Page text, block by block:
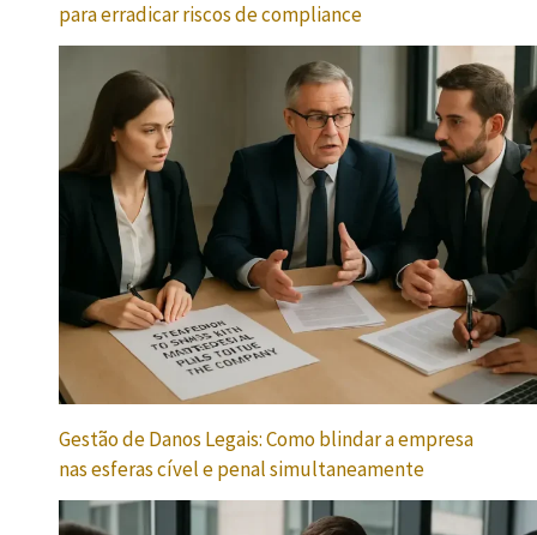
para erradicar riscos de compliance
Gestão de Danos Legais: Como blindar a empresa
nas esferas cível e penal simultaneamente